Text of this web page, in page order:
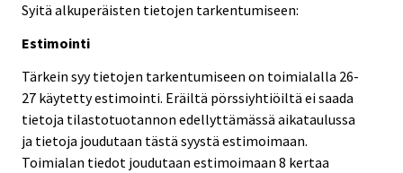
Syitä alkuperäisten tietojen tarkentumiseen:
Estimointi
Tärkein syy tietojen tarkentumiseen on toimialalla 26-
27 käytetty estimointi. Eräiltä pörssiyhtiöiltä ei saada
tietoja tilastotuotannon edellyttämässä aikataulussa
ja tietoja joudutaan tästä syystä estimoimaan.
Toimialan tiedot joudutaan estimoimaan 8 kertaa